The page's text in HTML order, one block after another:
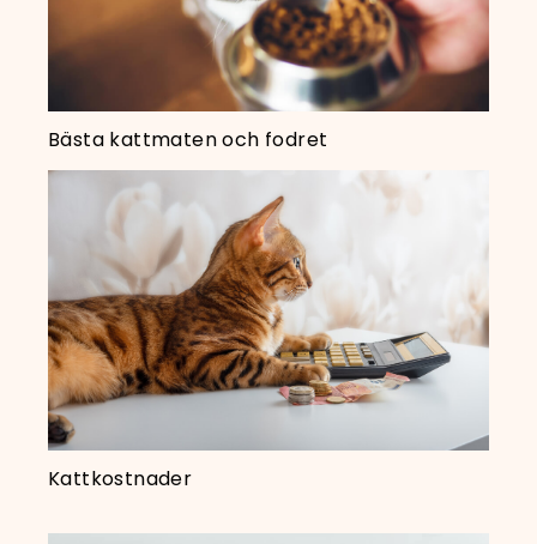
Bästa kattmaten och fodret
Kattkostnader